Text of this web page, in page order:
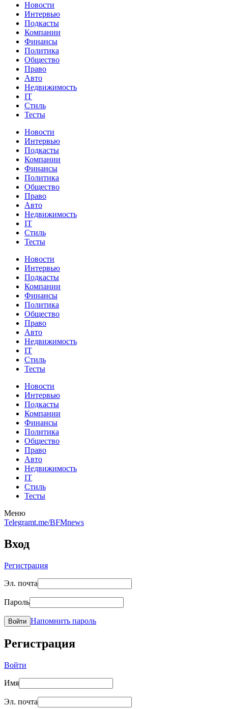
Новости
Интервью
Подкасты
Компании
Финансы
Политика
Общество
Право
Авто
Недвижимость
IT
Стиль
Тесты
Новости
Интервью
Подкасты
Компании
Финансы
Политика
Общество
Право
Авто
Недвижимость
IT
Стиль
Тесты
Новости
Интервью
Подкасты
Компании
Финансы
Политика
Общество
Право
Авто
Недвижимость
IT
Стиль
Тесты
Новости
Интервью
Подкасты
Компании
Финансы
Политика
Общество
Право
Авто
Недвижимость
IT
Стиль
Тесты
Меню
Telegramt.me/BFMnews
Вход
Регистрация
Эл. почта
Пароль
Войти Напомнить пароль
Регистрация
Войти
Имя
Эл. почта